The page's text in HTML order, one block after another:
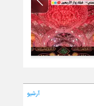
آرشیو